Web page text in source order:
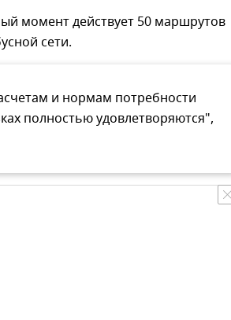
момент действует 50 маршрутов
сети.
и нормам потребности
полностью удовлетворяются",